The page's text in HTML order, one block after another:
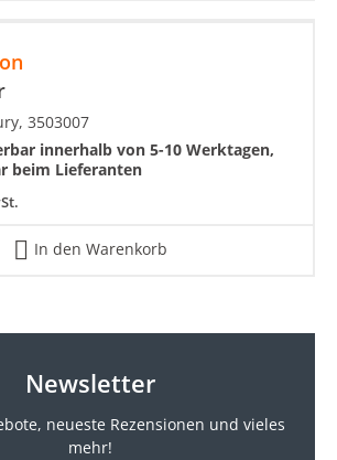
3503007
innerhalb von 5-10 Werktagen,
beim Lieferanten
In den Warenkorb
Newsletter
neueste Rezensionen und vieles
mehr!